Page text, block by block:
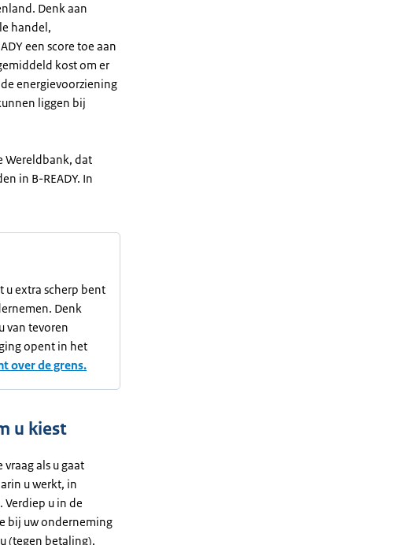
Denk aan
handel,
een score toe aan
kost om er
energievoorziening
liggen bij
Wereldbank, dat
in B-READY. In
u extra scherp bent
Denk
van tevoren
opent in het
over de grens.
u kiest
als u gaat
u werkt, in
u in de
bij uw onderneming
(tegen betaling),